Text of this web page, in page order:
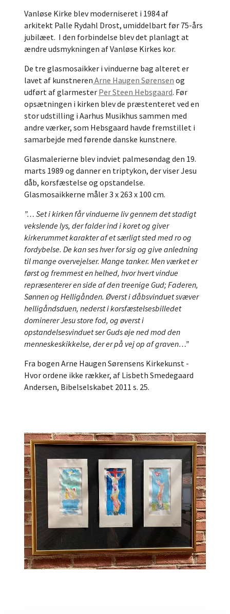
Vanløse Kirke blev moderniseret i 1984 af
arkitekt Palle Rydahl Drost, umiddelbart før 75-års
jubilæet. I den forbindelse blev det planlagt at
ændre udsmykningen af Vanløse Kirkes kor.
De tre glasmosaikker i vinduerne bag alteret er
lavet af kunstneren Arne Haugen Sørensen og
udført af glarmester Per Steen Hebsgaard. Før
opsætningen i kirken blev de præstenteret ved en
stor udstilling i Aarhus Musikhus sammen med
andre værker, som Hebsgaard havde fremstillet i
samarbejde med førende danske kunstnere.
Glasmalerierne blev indviet palmesøndag den 19.
marts 1989 og danner en triptykon, der viser Jesu
dåb, korsfæstelse og opstandelse.
Glasmosaikkerne måler 3 x 263 x 100 cm.
”… Set i kirken får vinduerne liv gennem det stadigt
vekslende lys, der falder ind i koret og giver
kirkerummet karakter af et særligt sted med ro og
fordybelse. De kan ses hver for sig og give anledning
til mange overvejelser. Mange tanker. Men værket er
først og fremmest en helhed, hvor hvert vindue
repræsenterer en side af den treenige Gud; Faderen,
Sønnen og Helligånden. Øverst i dåbsvinduet svæver
helligåndsduen, nederst i korsfæstelsesbilledet
dominerer Jesu store fod, og øverst i
opstandelsesvinduet ser Guds øje ned mod den
menneskeskikkelse, der er på vej op af graven…”
Fra bogen Arne Haugen Sørensens Kirkekunst -
Hvor ordene ikke rækker, af Lisbeth Smedegaard
Andersen, Bibelselskabet 2011 s. 25.